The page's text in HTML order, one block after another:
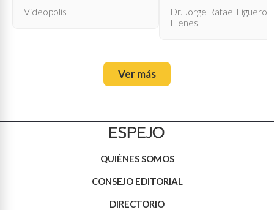
Videopolis
qué sirve?
Dr. Jorge Rafael Figueroa
Elenes
Ver más
QUIÉNES SOMOS
CONSEJO EDITORIAL
DIRECTORIO